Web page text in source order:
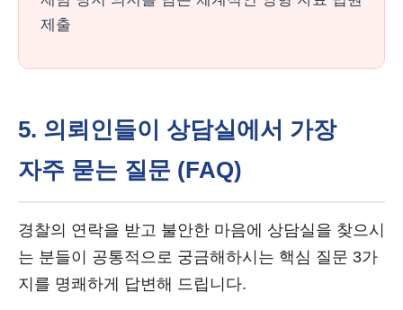
제출
5. 의뢰인들이 상담실에서 가장
자주 묻는 질문 (FAQ)
경찰의 연락을 받고 불안한 마음에 상담실을 찾으시
는 분들이 공통적으로 궁금해하시는 핵심 질문 3가
지를 명쾌하게 답변해 드립니다.